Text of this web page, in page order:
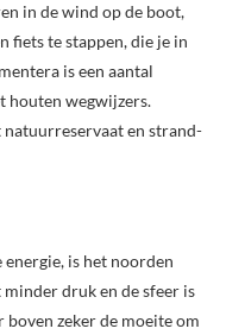
in de wind op de boot,
fiets te stappen, die je in
is een aantal
houten wegwijzers.
natuurreservaat en strand-
is het noorden
druk en de sfeer is
boven zeker de moeite om